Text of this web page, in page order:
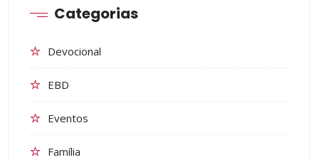
Categorias
Devocional
EBD
Eventos
Família